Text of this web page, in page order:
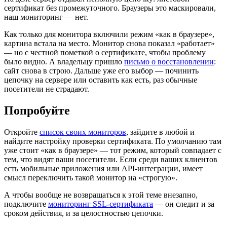
сертификат без промежуточного. Браузеры это маскировали,
наш мониторинг — нет.
Как только для монитора включили режим «как в браузере»,
картина встала на место. Монитор снова показал «работает»
— но с честной пометкой о сертификате, чтобы проблему
было видно. А владельцу пришло письмо о восстановлении:
сайт снова в строю. Дальше уже его выбор — починить
цепочку на сервере или оставить как есть, раз обычные
посетители не страдают.
Попробуйте
Откройте список своих мониторов, зайдите в любой и
найдите настройку проверки сертификата. По умолчанию там
уже стоит «как в браузере» — тот режим, который совпадает с
тем, что видят ваши посетители. Если среди ваших клиентов
есть мобильные приложения или API-интеграции, имеет
смысл переключить такой монитор на «строгую».
А чтобы вообще не возвращаться к этой теме внезапно,
подключите мониторинг SSL-сертификата — он следит и за
сроком действия, и за целостностью цепочки.